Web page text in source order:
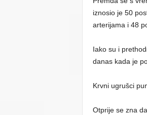
iznosio je 50
arterijama i 48
Iako su i
danas kada je
Krvni ugrušci
Otprije se zna